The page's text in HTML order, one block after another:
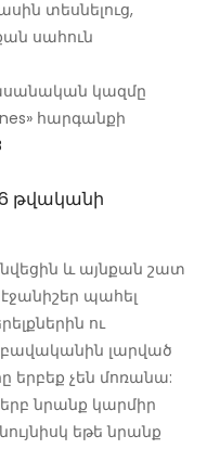
տեսնելուց,
սահուն
կազմը
հարգանքի
թվականի
և այնքան շատ
պահել
ու
բավականին լարված
երբեք չեն մոռանա:
նրանք կարմիր
եթե նրանք